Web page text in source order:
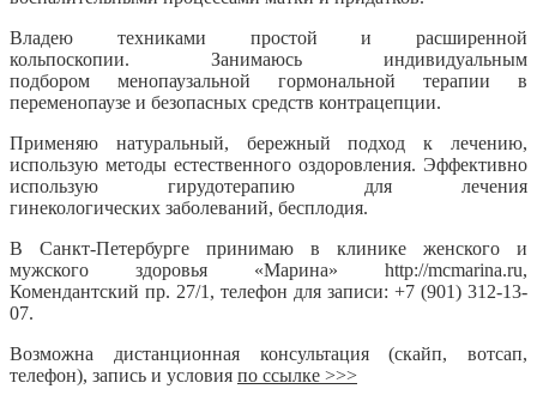
Владею техниками простой и расширенной
кольпоскопии. Занимаюсь индивидуальным
подбором менопаузальной гормональной терапии в
переменопаузе и безопасных средств контрацепции.
Применяю натуральный, бережный подход к лечению,
использую методы естественного оздоровления. Эффективно
использую гирудотерапию для лечения
гинекологических заболеваний, бесплодия.
В Санкт-Петербурге принимаю в клинике женского и
мужского здоровья «Марина» http://mcmarina.ru,
Комендантский пр. 27/1, телефон для записи: +7 (901) 312-13-
07.
Возможна дистанционная консультация (скайп, вотсап,
телефон), запись и условия по ссылке >>>